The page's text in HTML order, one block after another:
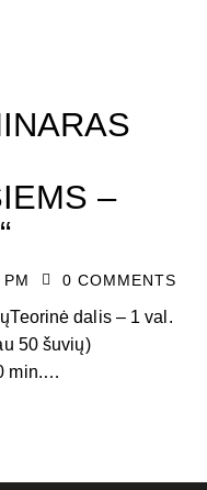
–
0 COMMENTS
dalis – 1 val.
50 šuvių)
min.…